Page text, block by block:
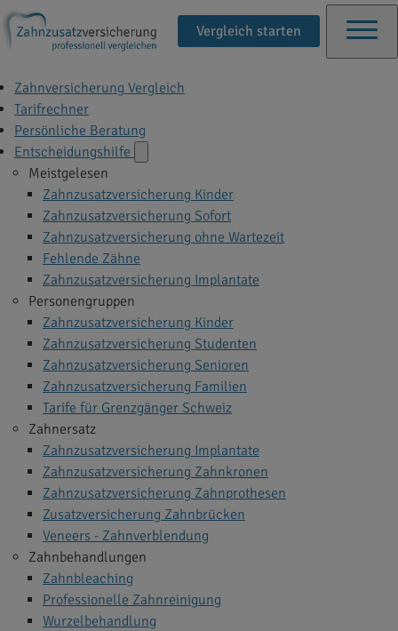
Vergleich starten
Zahnversicherung Vergleich
Tarifrechner
Persönliche Beratung
Entscheidungshilfe
Meistgelesen
Zahnzusatzversicherung Kinder
Zahnzusatzversicherung Sofort
Zahnzusatzversicherung ohne Wartezeit
Fehlende Zähne
Zahnzusatzversicherung Implantate
Personengruppen
Zahnzusatzversicherung Kinder
Zahnzusatzversicherung Studenten
Zahnzusatzversicherung Senioren
Zahnzusatzversicherung Familien
Tarife für Grenzgänger Schweiz
Zahnersatz
Zahnzusatzversicherung Implantate
Zahnzusatzversicherung Zahnkronen
Zahnzusatzversicherung Zahnprothesen
Zusatzversicherung Zahnbrücken
Veneers - Zahnverblendung
Zahnbehandlungen
Zahnbleaching
Professionelle Zahnreinigung
Wurzelbehandlung